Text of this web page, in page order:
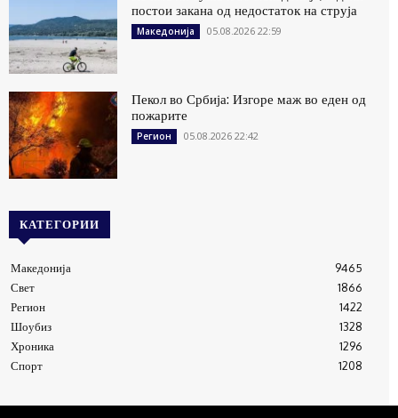
постои закана од недостаток на струја
Македонија 05.08.2026 22:59
Пекол во Србија: Изгоре маж во еден од
пожарите
Регион 05.08.2026 22:42
КАТЕГОРИИ
Македонија
9465
Свет
1866
Регион
1422
Шоубиз
1328
Хроника
1296
Спорт
1208